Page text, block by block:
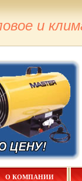
и
О КОМПАНИИ